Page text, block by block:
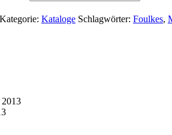
Kategorie: Kataloge Schlagwörter: Foulkes,